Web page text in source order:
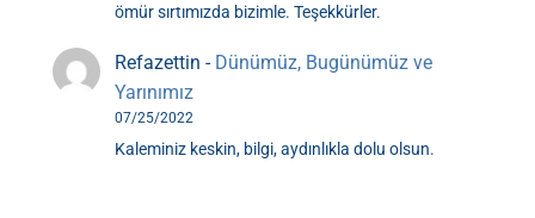
ömür sırtımızda bizimle. Teşekkürler.
Refazettin - Dünümüz, Bugünümüz ve
Yarınımız
07/25/2022
Kaleminiz keskin, bilgi, aydınlıkla dolu olsun.